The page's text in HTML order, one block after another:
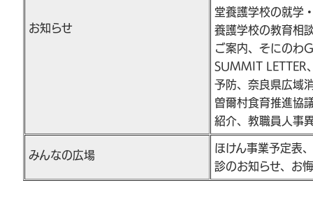
お知らせ
堂養護学校の就学
養護学校の教育相
ご案内、そにのわ
SUMMIT LETTER
予防、奈良県広域
曽爾村食育推進協
紹介、教職員人事
みんなの広場
ほけん事業予定表
診のお知らせ、お